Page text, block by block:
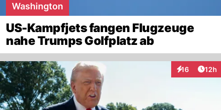
Washington
US-Kampfjets fangen Flugzeuge
nahe Trumps Golfplatz ab
16
Interaktionen
12h